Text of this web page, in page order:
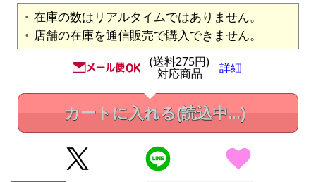
在庫の数はリアルタイムではありません。
店舗の在庫を通信販売で購入できません。
(送料275円)
対応商品 詳細
カートに入れる(読込中...)